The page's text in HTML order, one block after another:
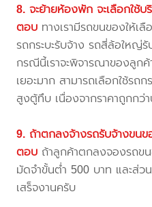
8. จะย้ายห้องพัก จะเลือกใช้
ตอบ ทางเรามีรถขนของให้เลื
รถกระบะรับจ้าง รถสี่ล้อใหญ่
กรณีนี้เราจะพิจารณาของลูก
เยอะมาก สามารถเลือกใช้รถ
สูงตู้ทึบ เนื่องจากราคาถูกกว่
9. ถ้าตกลงจ้างรถรับจ้างขน
ตอบ ถ้าลูกค้าตกลงจองรถข
มัดจำขั้นต่ำ 500 บาท และส่
เสร็จงานครับ